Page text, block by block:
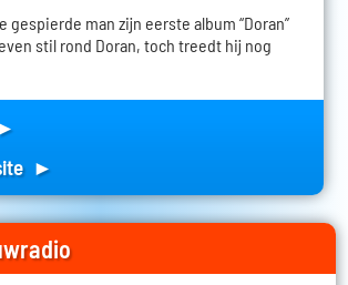
gespierde man zijn eerste album “Doran”
stil rond Doran, toch treedt hij nog
►